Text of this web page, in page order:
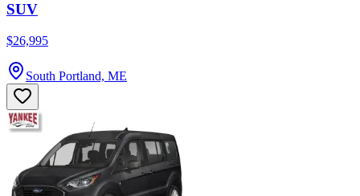
SUV
$26,995
South Portland, ME